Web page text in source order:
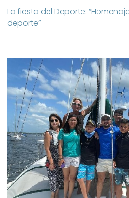
La fiesta del Deporte:
deporte”